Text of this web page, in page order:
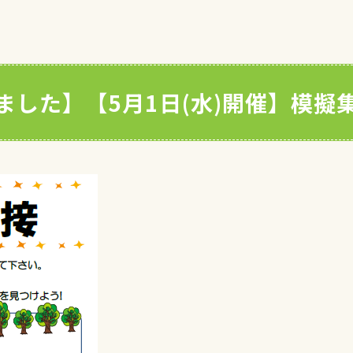
した】【5月1日(水)開催】模擬